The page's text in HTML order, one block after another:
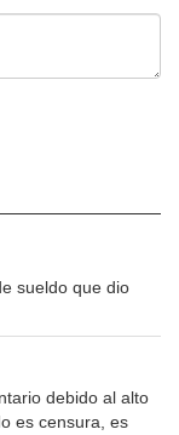
sueldo que dio
debido al alto
es censura, es